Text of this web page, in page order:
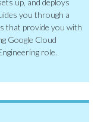
you through a
that provide you with
Google Cloud
role.